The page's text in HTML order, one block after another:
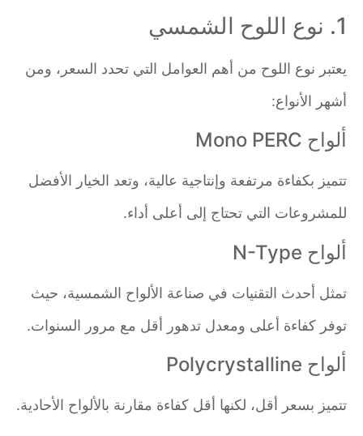
يعتبر نوع اللوح من أهم العوامل التي تحدد السعر، ومن
أشهر الأنواع:
ألواح Mono PERC
تتميز بكفاءة مرتفعة وإنتاجية عالية، وتعد الخيار الأفضل
للمشروعات التي تحتاج إلى أعلى أداء.
ألواح N-Type
تمثل أحدث التقنيات في صناعة الألواح الشمسية، حيث
توفر كفاءة أعلى ومعدل تدهور أقل مع مرور السنوات.
ألواح Polycrystalline
تتميز بسعر أقل، لكنها أقل كفاءة مقارنة بالألواح الأحادية.